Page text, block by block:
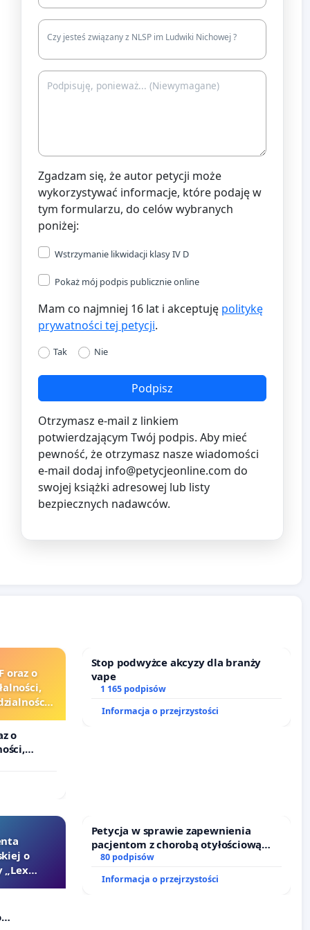
Czy jesteś związany z NLSP im Ludwiki Nichowej ?
Zgadzam się, że autor petycji może
wykorzystywać informacje, które podaję w
tym formularzu, do celów wybranych
poniżej:
Wstrzymanie likwidacji klasy IV D
Pokaż mój podpis publicznie online
Mam co najmniej 16 lat i akceptuję politykę
prywatności tej petycji.
Tak Nie
Podpisz
Otrzymasz e-mail z linkiem
potwierdzającym Twój podpis. Aby mieć
pewność, że otrzymasz nasze wiadomości
e-mail dodaj info@petycjeonline.com do
swojej książki adresowej lub listy
bezpiecznych nadawców.
oraz o
o
Stop podwyżce akcyzy dla branży
vape
1 165 podpisów
Informacja o przejrzystości
o
„Lex
Petycja w sprawie zapewnienia
pacjentom z chorobą otyłościową
dostępu do kompleksowego leczenia
80 podpisów
Informacja o przejrzystości